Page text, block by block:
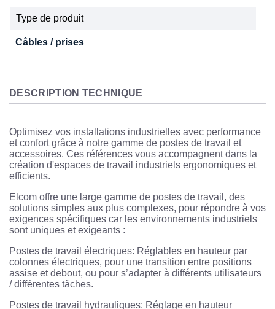
Type de produit
Câbles / prises
DESCRIPTION TECHNIQUE
Optimisez vos installations industrielles avec performance
et confort grâce à notre gamme de postes de travail et
accessoires. Ces références vous accompagnent dans la
création d'espaces de travail industriels ergonomiques et
efficients.
Elcom offre une large gamme de postes de travail, des
solutions simples aux plus complexes, pour répondre à vos
exigences spécifiques car les environnements industriels
sont uniques et exigeants :
Postes de travail électriques: Réglables en hauteur par
colonnes électriques, pour une transition entre positions
assise et debout, ou pour s’adapter à différents utilisateurs
/ différentes tâches.
Postes de travail hydrauliques: Réglage en hauteur